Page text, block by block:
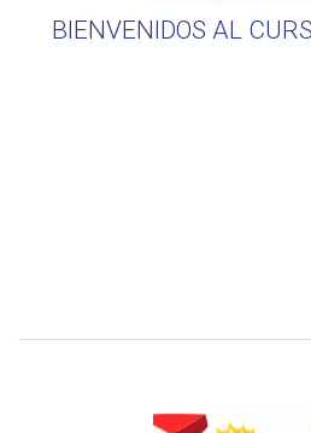
BIENVENIDOS AL